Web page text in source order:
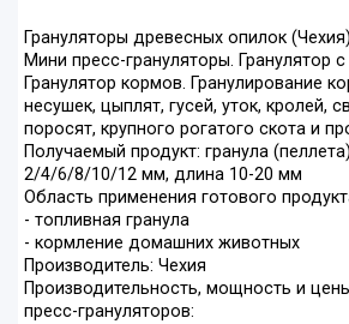
Грануляторы древесных опилок (Чехия)
Мини пресс-грануляторы. Гранулятор
Гранулятор кормов. Гранулирование
несушек, цыплят, гусей, уток, кролей,
поросят, крупного рогатого скота и
Получаемый продукт: гранула
2/4/6/8/10/12 мм, длина 10-20 мм
Область применения готового
- топливная гранула
- кормление домашних животных
Производитель: Чехия
Производительность, мощность и
пресс-грануляторов: